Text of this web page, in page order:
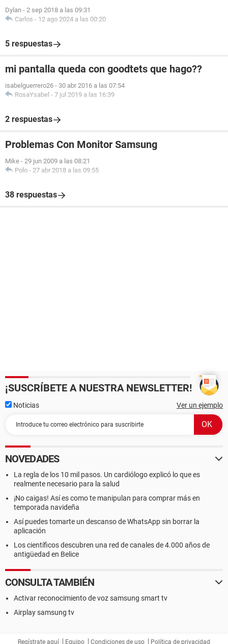
Dylan - 2 sep 2018 a las 09:31
Carlos - 12 ago 2024 a las 00:20
5 respuestas
mi pantalla queda con goodtets que hago??
isabelguerrero26 - 30 abr 2016 a las 07:54
RosaYsabel - 7 jul 2019 a las 16:39
2 respuestas
Problemas Con Monitor Samsung
Mike - 29 jun 2009 a las 08:21
Polo - 27 abr 2018 a las 09:55
38 respuestas
¡SUSCRÍBETE A NUESTRA NEWSLETTER!
Noticias Ver un ejemplo
NOVEDADES
La regla de los 10 mil pasos. Un cardiólogo explicó lo que es
realmente necesario para la salud
¡No caigas! Así es como te manipulan para comprar más en
temporada navideña
Así puedes tomarte un descanso de WhatsApp sin borrar la
aplicación
Los científicos descubren una red de canales de 4.000 años de
antigüedad en Belice
CONSULTA TAMBIÉN
Activar reconocimiento de voz samsung smart tv
Airplay samsung tv
Regístrate aquí Equipo Condiciones de uso Política de privacidad